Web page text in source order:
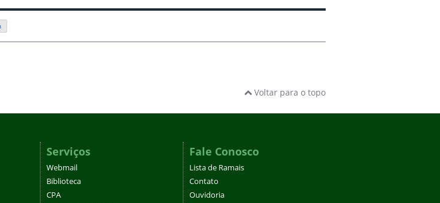
Voltar para o topo
Serviços
Webmail
Biblioteca
CPA
Fale Conosco
Lista de Ramais
Contato
Ouvidoria